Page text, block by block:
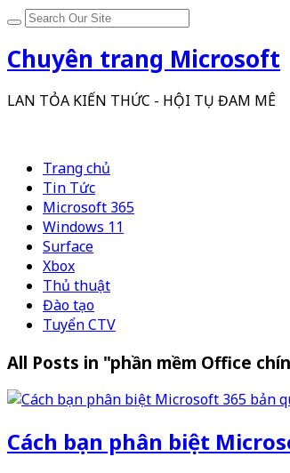
Chuyên trang Microsoft
LAN TỎA KIẾN THỨC - HỘI TỤ ĐAM MÊ
Trang chủ
Tin Tức
Microsoft 365
Windows 11
Surface
Xbox
Thủ thuật
Đào tạo
Tuyển CTV
All Posts in "phần mềm Office
Cách bạn phân biệt